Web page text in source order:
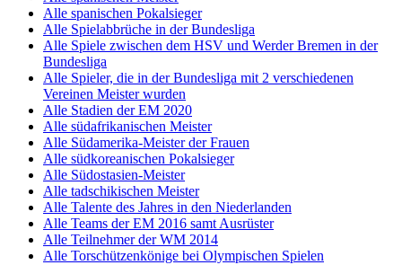
Alle spanischen Pokalsieger
Alle Spielabbrüche in der Bundesliga
Alle Spiele zwischen dem HSV und Werder Bremen in der
Bundesliga
Alle Spieler, die in der Bundesliga mit 2 verschiedenen
Vereinen Meister wurden
Alle Stadien der EM 2020
Alle südafrikanischen Meister
Alle Südamerika-Meister der Frauen
Alle südkoreanischen Pokalsieger
Alle Südostasien-Meister
Alle tadschikischen Meister
Alle Talente des Jahres in den Niederlanden
Alle Teams der EM 2016 samt Ausrüster
Alle Teilnehmer der WM 2014
Alle Torschützenkönige bei Olympischen Spielen